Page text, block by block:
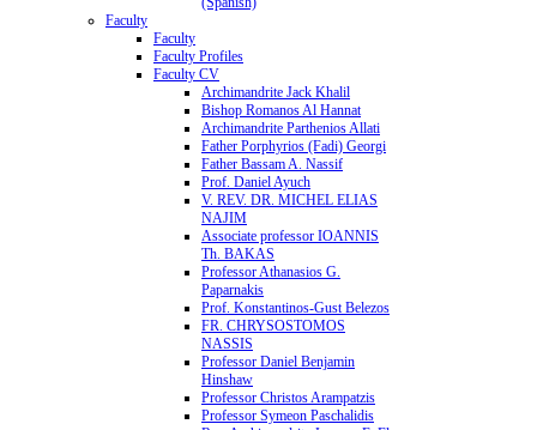
Faculty
Faculty
Faculty Profiles
Faculty CV
Archimandrite Jack Khalil
Bishop Romanos Al Hannat
Archimandrite Parthenios Allati
Father Porphyrios (Fadi) Georgi
Father Bassam A. Nassif
Prof. Daniel Ayuch
V. REV. DR. MICHEL ELIAS
NAJIM
Associate professor IOANNIS
Th. BAKAS
Professor Athanasios G.
Paparnakis
Prof. Konstantinos-Gust Belezos
FR. CHRYSOSTOMOS
NASSIS
Professor Daniel Benjamin
Hinshaw
Professor Christos Arampatzis
Professor Symeon Paschalidis